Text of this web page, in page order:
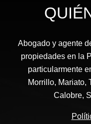
Abogado y agente
propiedades en la
particularmente
Morrillo, Mariato,
Calobre,